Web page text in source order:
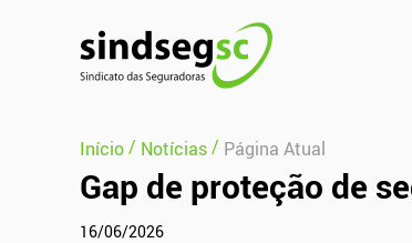
Início/ Notícias/ Página Atual
Gap de proteção de
16/06/2026